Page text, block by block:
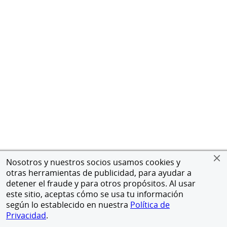
Nosotros y nuestros socios usamos cookies y
otras herramientas de publicidad, para ayudar a
detener el fraude y para otros propósitos. Al usar
este sitio, aceptas cómo se usa tu información
según lo establecido en nuestra Política de
Privacidad.